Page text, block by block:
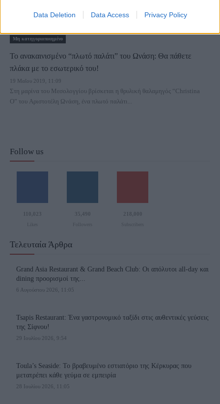
Data Deletion Data Access Privacy Policy
Μη κατηγοριοποιημένο
Το ανακαινισμένο “πλωτό παλάτι” του Ωνάση: Θα πάθετε
πλάκα με το εσωτερικό του!
19 Μαΐου 2019, 11:09
Στη μαρίνα του Μεσολογγίου βρίσκεται η θρυλική θαλαμηγός “Christina
O” του Αριστοτέλη Ωνάση, ένα πλωτό παλάτι...
Follow us
110,023 35,490 218,000
Τελευταία Άρθρα
Grand Asia Restaurant & Grand Beach Club: Οι απόλυτοι all-day και
dining προορισμοί της...
6 Αυγούστου 2026, 11:05
Tsapis Restaurant: Ένα γαστρονομικό ταξίδι στις αυθεντικές γεύσεις
της Σίφνου!
29 Ιουλίου 2026, 9:54
Toula’s Seaside: Το βραβευμένο εστιατόριο της Κέρκυρας που
μετατρέπει κάθε γεύμα σε εμπειρία
28 Ιουλίου 2026, 11:05